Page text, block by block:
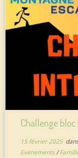
Challenge bloc
15 février 2025
Evenements/